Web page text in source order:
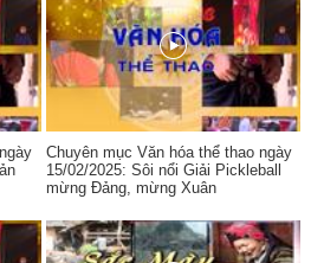
Chuyên mục Văn hóa thể thao ngày
15/02/2025: Sôi nổi Giải Pickleball
mừng Đảng, mừng Xuân